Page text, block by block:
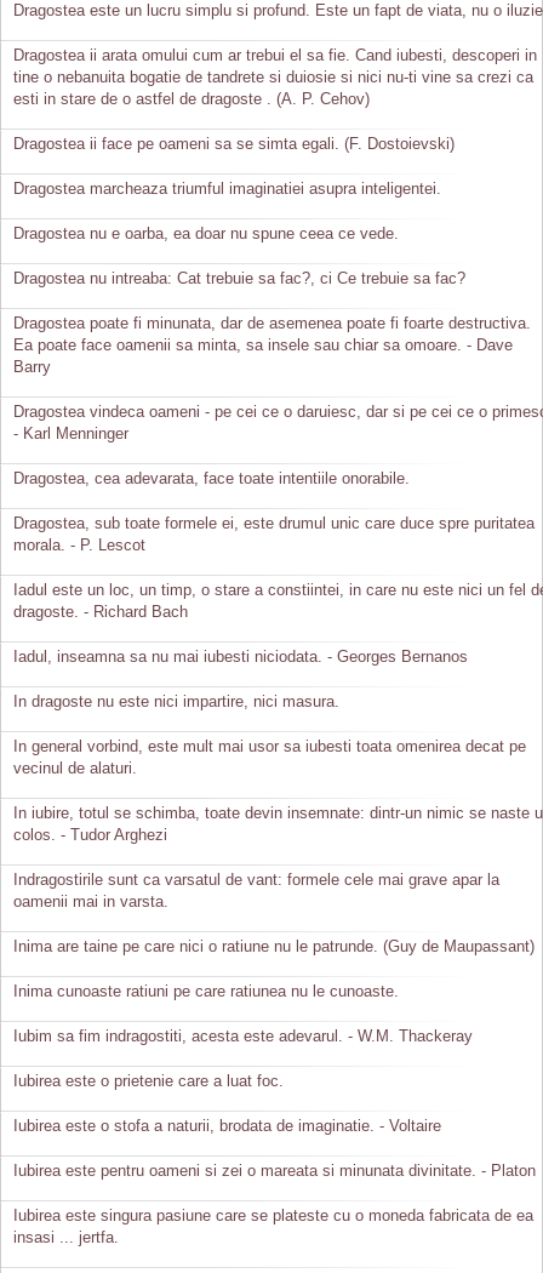
Dragostea este un lucru simplu si profund. Este un fapt de viata, nu o
Dragostea ii arata omului cum ar trebui el sa fie. Cand iubesti, descoperi in
tine o nebanuita bogatie de tandrete si duiosie si nici nu-ti vine sa crezi ca
esti in stare de o astfel de dragoste . (A. P. Cehov)
Dragostea ii face pe oameni sa se simta egali. (F. Dostoievski)
Dragostea marcheaza triumful imaginatiei asupra inteligentei.
Dragostea nu e oarba, ea doar nu spune ceea ce vede.
Dragostea nu intreaba: Cat trebuie sa fac?, ci Ce trebuie sa fac?
Dragostea poate fi minunata, dar de asemenea poate fi foarte destructiva.
Ea poate face oamenii sa minta, sa insele sau chiar sa omoare. - Dave
Barry
Dragostea vindeca oameni - pe cei ce o daruiesc, dar si pe cei ce o
- Karl Menninger
Dragostea, cea adevarata, face toate intentiile onorabile.
Dragostea, sub toate formele ei, este drumul unic care duce spre puritatea
morala. - P. Lescot
Iadul este un loc, un timp, o stare a constiintei, in care nu este nici un fel
dragoste. - Richard Bach
Iadul, inseamna sa nu mai iubesti niciodata. - Georges Bernanos
In dragoste nu este nici impartire, nici masura.
In general vorbind, este mult mai usor sa iubesti toata omenirea decat pe
vecinul de alaturi.
In iubire, totul se schimba, toate devin insemnate: dintr-un nimic se naste
colos. - Tudor Arghezi
Indragostirile sunt ca varsatul de vant: formele cele mai grave apar la
oamenii mai in varsta.
Inima are taine pe care nici o ratiune nu le patrunde. (Guy de Maupassant)
Inima cunoaste ratiuni pe care ratiunea nu le cunoaste.
Iubim sa fim indragostiti, acesta este adevarul. - W.M. Thackeray
Iubirea este o prietenie care a luat foc.
Iubirea este o stofa a naturii, brodata de imaginatie. - Voltaire
Iubirea este pentru oameni si zei o mareata si minunata divinitate. - Platon
Iubirea este singura pasiune care se plateste cu o moneda fabricata de ea
insasi ... jertfa.